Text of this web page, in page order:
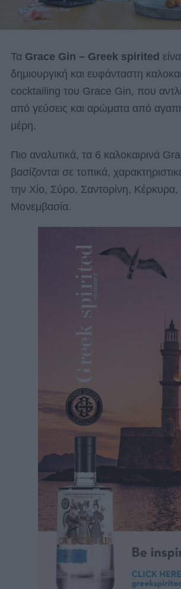
Τα Grace Gin – Greek spirited
δημιουργική και ευφάνταστη
cocktailing του Grace Gin, που
από γεύσεις και αρώματααπό
μέρη.
Πιο αναλυτικά, τα 6 καλοκαιρινά
βασίζονται σε τοπικά,
την Χίο, Σύρο, Σαντορίνη, Κέρκυρα,
Μονεμβασία.